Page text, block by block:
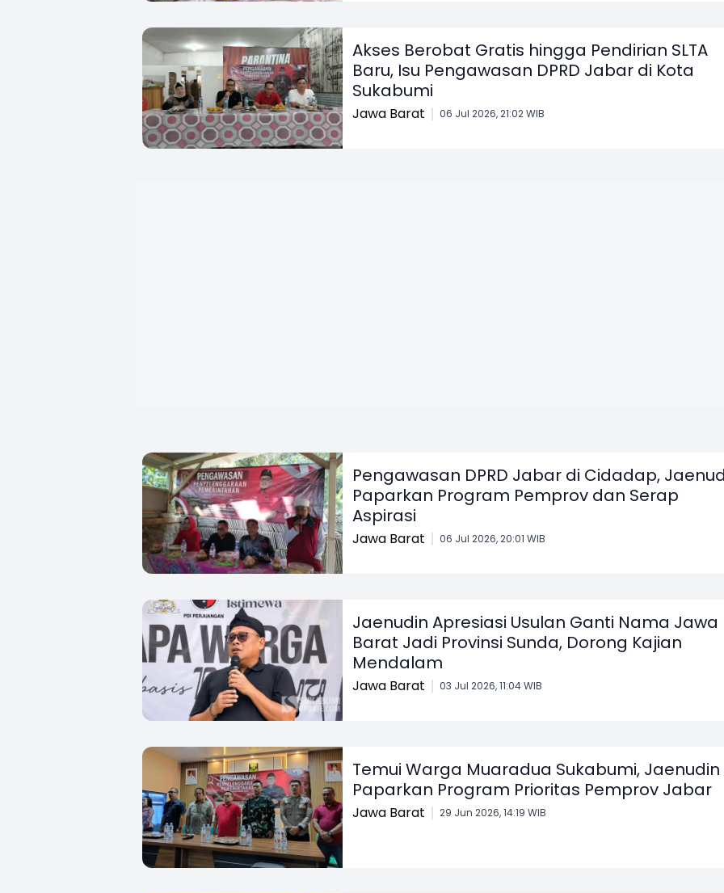
Akses Berobat Gratis hingga Pendirian SLTA
Baru, Isu Pengawasan DPRD Jabar di Kota
Sukabumi
Jawa Barat 06 Jul 2026, 21:02 WIB
Pengawasan DPRD Jabar di Cidadap,
Paparkan Program Pemprov dan Serap
Aspirasi
Jawa Barat 06 Jul 2026, 20:01 WIB
Jaenudin Apresiasi Usulan Ganti Nama Jawa
Barat Jadi Provinsi Sunda, Dorong Kajian
Mendalam
Jawa Barat 03 Jul 2026, 11:04 WIB
Temui Warga Muaradua Sukabumi, Jaenudin
Paparkan Program Prioritas Pemprov Jabar
Jawa Barat 29 Jun 2026, 14:19 WIB